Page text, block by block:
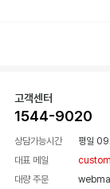
고객센터
1544-9020
상담가능시간 평일
대표 메일
대량 주문